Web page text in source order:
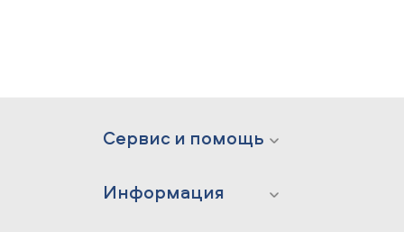
Сервис и помощь
Информация